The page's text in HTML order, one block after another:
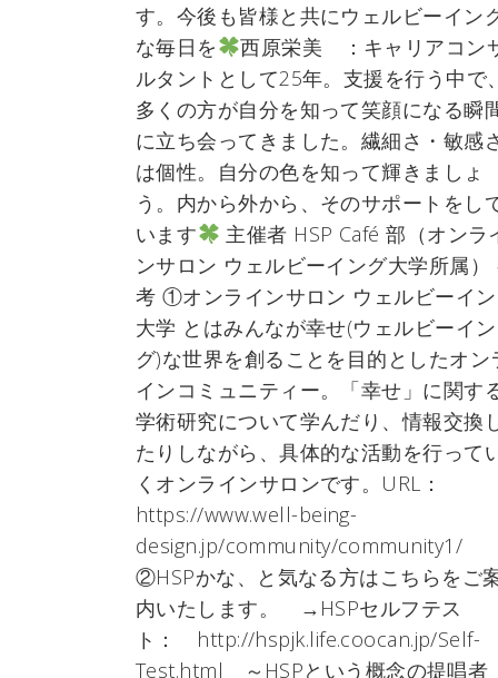
す。今後も皆様と共にウェルビーイン
な毎日を
西原栄美 ：キャリアコン
ルタントとして25年。支援を行う中で、
多くの方が自分を知って笑顔になる瞬
に立ち会ってきました。繊細さ・敏感
は個性。自分の色を知って輝きましょ
う。内から外から、そのサポートをし
います
主催者 HSP Café 部（オンラ
ンサロン ウェルビーイング大学所属）
考 ①オンラインサロン ウェルビーイ
大学 とはみんなが幸せ(ウェルビーイン
グ)な世界を創ることを目的としたオン
インコミュニティー。「幸せ」に関す
学術研究について学んだり、情報交換
たりしながら、具体的な活動を行って
くオンラインサロンです。URL：
https://www.well-being-
design.jp/community/community1/
②HSPかな、と気なる方はこちらをご
内いたします。 →HSPセルフテス
ト： http://hspjk.life.coocan.jp/Self-
Test.html ～HSPという概念の提唱者